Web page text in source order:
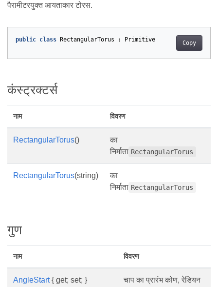
पैरामीटरयुक्त आयताकार टोरस.
Copy
public class RectangularTorus : Primitive
कंस्ट्रक्टर्स
नाम विवरण
RectangularTorus()
का
निर्माता RectangularTorus
RectangularTorus(string)
का
निर्माता RectangularTorus
गुण
नाम विवरण
AngleStart{ get; set; }
चाप का प्रारंभ कोण, रेडियन